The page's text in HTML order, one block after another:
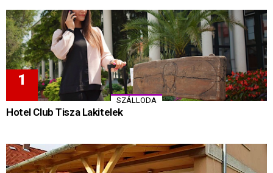
SZÁLLODA
Hotel Club Tisza Lakitelek